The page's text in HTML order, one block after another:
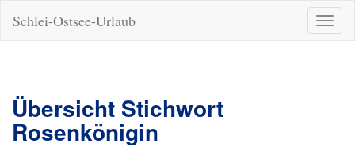
ein-/
Schlei-Ostsee-Urlaub
Übersicht Stichwort
Rosenkönigin